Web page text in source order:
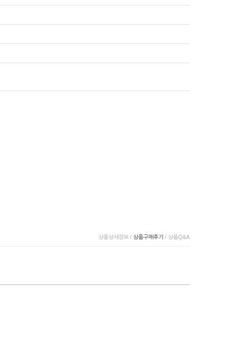
상품상세정보 / 상품구매후기 / 상품Q&A